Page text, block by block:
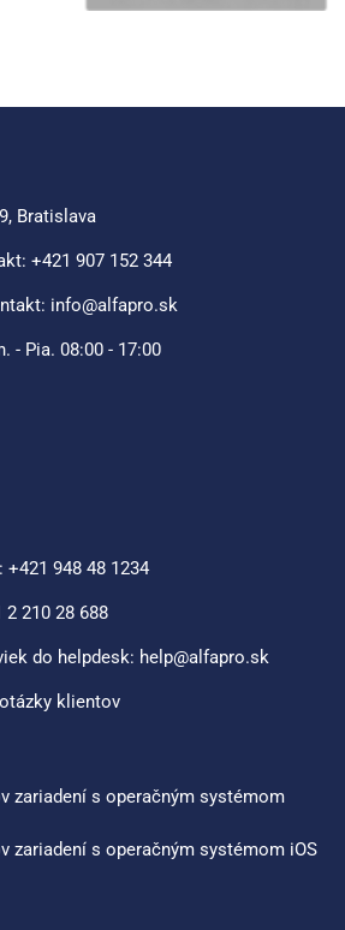
Bratislava
+421 907 152 344
info@alfapro.sk
- Pia. 08:00 - 17:00
+421 948 48 1234
2 210 28 688
do helpdesk: help@alfapro.sk
klientov
zariadení s operačným systémom
zariadení s operačným systémom iOS